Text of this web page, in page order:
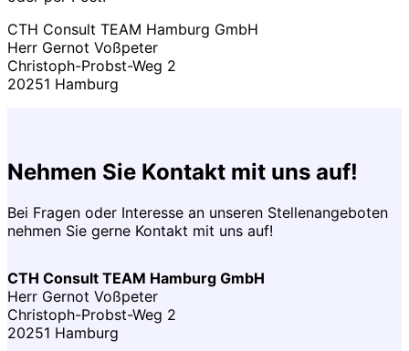
CTH Consult TEAM Hamburg GmbH
Herr Gernot Voßpeter
Christoph-Probst-Weg 2
20251 Hamburg
Nehmen Sie Kontakt mit uns auf!
Bei Fragen oder Interesse an unseren Stellenangeboten
nehmen Sie gerne Kontakt mit uns auf!
CTH Consult TEAM Hamburg GmbH
Herr Gernot Voßpeter
Christoph-Probst-Weg 2
20251 Hamburg